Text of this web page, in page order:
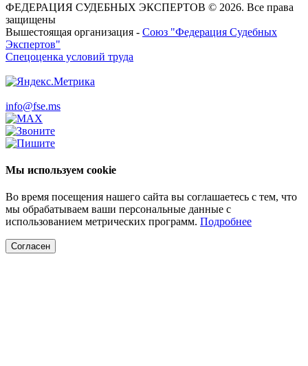
ФЕДЕРАЦИЯ СУДЕБНЫХ ЭКСПЕРТОВ © 2026. Все права
защищены
Вышестоящая организация - Союз "Федерация Судебных
Экспертов"
Спецоценка условий труда
info@fse.ms
Мы используем cookie
Во время посещения нашего сайта вы соглашаетесь с тем, что
мы обрабатываем ваши персональные данные с
использованием метрических программ. Подробнее
Согласен